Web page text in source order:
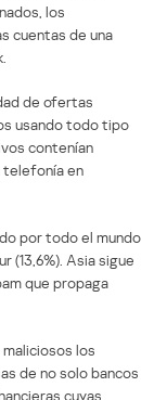
los
cuentas de una
de ofertas
usando todo tipo
contenían
telefonía en
por todo el mundo
(13,6%). Asia sigue
que propaga
los
de no solo bancos
cuyas